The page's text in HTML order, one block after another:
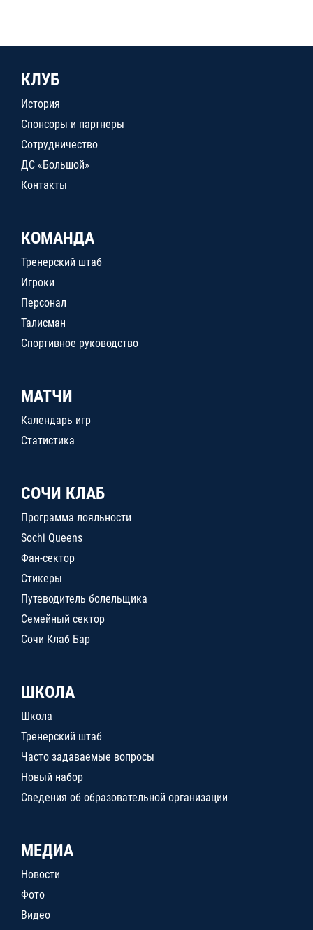
КЛУБ
История
Спонсоры и партнеры
Сотрудничество
ДС «Большой»
Контакты
КОМАНДА
Тренерский штаб
Игроки
Персонал
Талисман
Спортивное руководство
МАТЧИ
Календарь игр
Статистика
СОЧИ КЛАБ
Программа лояльности
Sochi Queens
Фан-сектор
Стикеры
Путеводитель болельщика
Семейный сектор
Сочи Клаб Бар
ШКОЛА
Школа
Тренерский штаб
Часто задаваемые вопросы
Новый набор
Сведения об образовательной организации
МЕДИА
Новости
Фото
Видео